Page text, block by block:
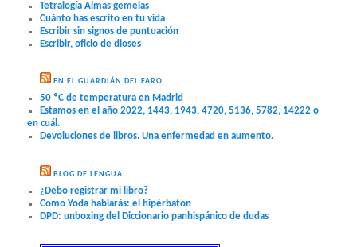
Tetralogía Almas gemelas
Cuánto has escrito en tu vida
Escribir sin signos de puntuación
Escribir, oficio de dioses
EN EL GUARDIÁN DEL FARO
50 ºC de temperatura en Madrid
Estamos en el año 2022, 1443, 1943, 4720, 5136, 5782, 14222 o
en cuál.
Devoluciones de libros. Una enfermedad en aumento.
BLOG DE LENGUA
¿Debo registrar mi libro?
Como Yoda hablarás: el hipérbaton
DPD: unboxing del Diccionario panhispánico de dudas